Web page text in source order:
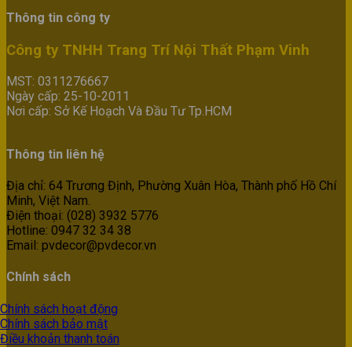
Thông tin công ty
Công ty TNHH Trang Trí Nội Thất Phạm Vinh
MST: 0311276667
Ngày cấp: 25-10-2011
Nơi cấp: Sở Kế Hoạch Và Đầu Tư Tp.HCM
Thông tin liên hệ
Địa chỉ: 64 Trương Định, Phường Xuân Hòa, Thành phố Hồ Chí
Minh, Việt Nam.
Điện thoại: (028) 3932 5776
Hotline: 0947 32 34 38
Email: pvdecor@pvdecor.vn
Chính sách
Chính sách hoạt động
Chính sách bảo mật
Điều khoản thanh toán